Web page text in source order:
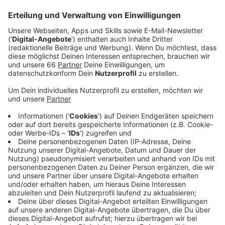
Hintergrund der Klage und rechtliche Schritte
Der Tech-Konzern Meta nutzt seit Anfang der Woche
(27. Mai 2025) alle öffentlich geteilten Inhalte auf
Instagram und Facebook, um seine Künstliche
Intelligenz „Meta AI“ zu trainieren. Das wollte die
Verbraucherzentrale vorab verhindern, ist mit ihrem
Eilantrag aber gescheitert. Verbraucherrechts-Experte
Felix Flosbach weiß, was das konkret bedeutet:
Anzeige